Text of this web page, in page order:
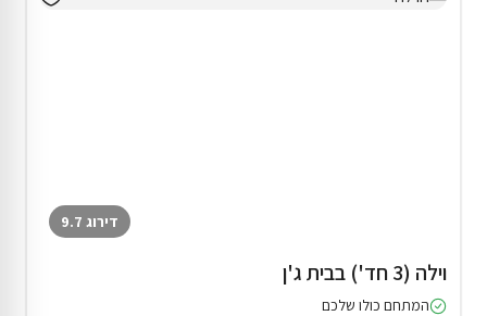
דירוג 9.7
וילה (3 חד') בבית ג'ן
המתחם כולו שלכם